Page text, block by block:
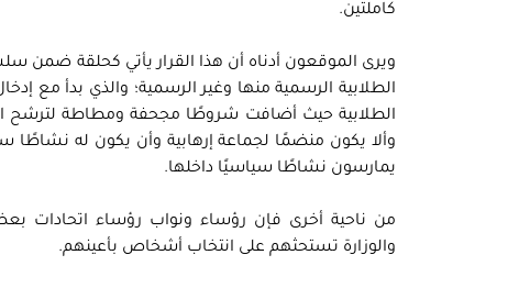
كاملتين.
ويرى الموقعون أدناه أن هذا القرار يأتي كحلقة ضمن
الطلابية الرسمية منها وغير الرسمية؛ والذي بدأ مع إدخال
الطلابية حيث أضافت شروطًا مجحفة ومطاطة لترشح
وألا يكون منضمًا لجماعة إرهابية وأن يكون له
يمارسون نشاطًا سياسيًا داخلها.
من ناحية أخرى فإن رؤساء ونواب رؤساء اتحادات
والوزارة تستحثهم على انتخاب أشخاص بأعينهم.